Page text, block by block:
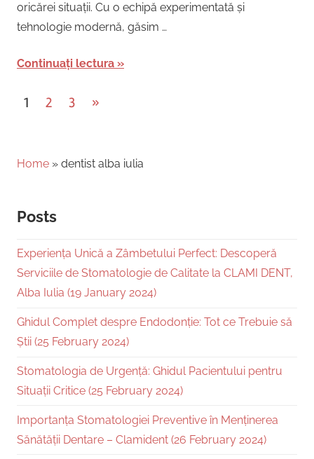
oricărei situații. Cu o echipă experimentată și
tehnologie modernă, găsim …
Continuați lectura
Posts
1 2 3
Next
»
Home » dentist alba iulia
Posts
Experiența Unică a Zâmbetului Perfect: Descoperă
Serviciile de Stomatologie de Calitate la CLAMI DENT,
Alba Iulia (19 January 2024)
Ghidul Complet despre Endodonție: Tot ce Trebuie să
Știi (25 February 2024)
Stomatologia de Urgență: Ghidul Pacientului pentru
Situații Critice (25 February 2024)
Importanța Stomatologiei Preventive în Menținerea
Sănătății Dentare – Clamident (26 February 2024)